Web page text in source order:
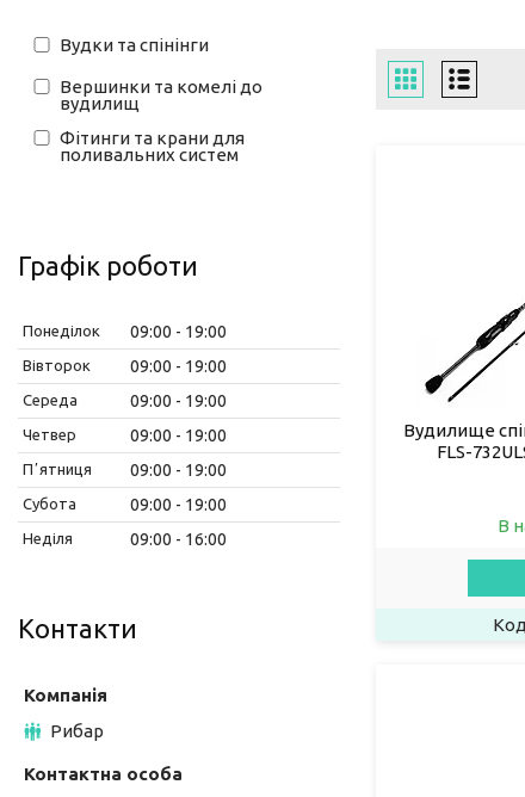
Вудилище
FLS-
В
Вудки та спінінги
Вершинки та комелі до
вудилищ
Фітинги та крани для
поливальних систем
Графік роботи
Понеділок 09:00 19:00
Вівторок 09:00 19:00
Середа 09:00 19:00
Четвер 09:00 19:00
Пʼятниця 09:00 19:00
Субота 09:00 19:00
Неділя 09:00 16:00
Контакти
Рибар